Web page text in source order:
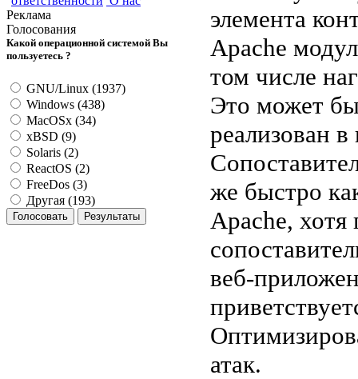
Реклама
Голосования
Какой операционной системой Вы
пользуетесь ?
GNU/Linux (1937)
Windows (438)
MacOSx (34)
xBSD (9)
Solaris (2)
ReactOS (2)
FreeDos (3)
Другая (193)
элемента
Apache
том числе
Это может
реализован
же быстро
Apache,
веб-
атак.